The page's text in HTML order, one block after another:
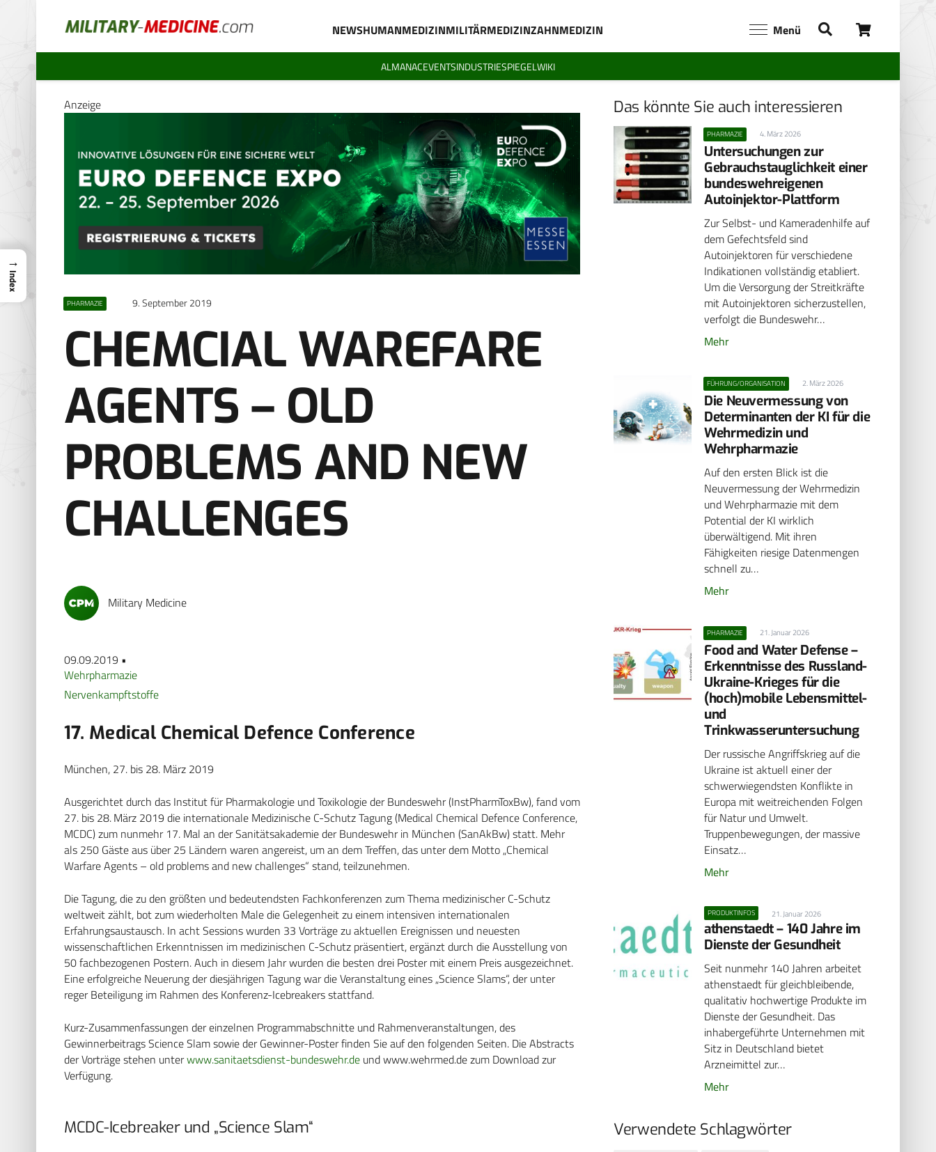
NEWSHUMANMEDIZINMILITÄRMEDIZINZAHNMEDIZIN Menü
ALMANACEVENTSINDUSTRIESPIEGELWIKI
Anzeige
PHARMAZIE 9. September 2019
CHEMCIAL WAREFARE
AGENTS – OLD
PROBLEMS AND NEW
CHALLENGES
Military Medicine
09.09.2019 •
Wehrpharmazie
Nervenkampftstoffe
17. Medical Chemical Defence Conference
München, 27. bis 28. März 2019
Ausgerichtet durch das Institut für Pharmakologie und Toxikologie der Bundeswehr (InstPharmToxBw), fand vom
27. bis 28. März 2019 die internationale Medizinische C-Schutz Tagung (Medical Chemical Defence Conference,
MCDC) zum nunmehr 17. Mal an der Sanitätsakademie der Bundeswehr in München (SanAkBw) statt. Mehr
als 250 Gäste aus über 25 Ländern waren angereist, um an dem Treffen, das unter dem Motto „Chemical
Warfare Agents – old problems and new challenges“ stand, teilzunehmen.
Die Tagung, die zu den größten und bedeutendsten Fachkonferenzen zum Thema medizinischer C-Schutz
weltweit zählt, bot zum wiederholten Male die Gelegenheit zu einem intensiven internationalen
Erfahrungsaustausch. In acht Sessions wurden 33 Vorträge zu aktuellen Ereignissen und neuesten
wissenschaftlichen Erkenntnissen im medizinischen C-Schutz präsentiert, ergänzt durch die Ausstellung von
50 fachbezogenen Postern. Auch in diesem Jahr wurden die besten drei Poster mit einem Preis ausgezeichnet.
Eine erfolgreiche Neuerung der diesjährigen Tagung war die Veranstaltung eines „Science Slams“, der unter
reger Beteiligung im Rahmen des Konferenz-Icebreakers stattfand.
Kurz-Zusammenfassungen der einzelnen Programmabschnitte und Rahmenveranstaltungen, des
Gewinnerbeitrags Science Slam sowie der Gewinner-Poster finden Sie auf den folgenden Seiten. Die Abstracts
der Vorträge stehen unterwww.sanitaetsdienst-bundeswehr.de und www.wehrmed.de zum Download zur
Verfügung.
MCDC-Icebreaker und „Science Slam“
Das könnte Sie auch interessieren
PHARMAZIE 4. März 2026
Untersuchungen zur
Gebrauchstauglichkeit einer
bundeswehreigenen
Autoinjektor-Plattform
Zur Selbst- und Kameradenhilfe auf
dem Gefechtsfeld sind
Autoinjektoren für verschiedene
Indikationen vollständig etabliert.
Um die Versorgung der Streitkräfte
mit Autoinjektoren sicherzustellen,
verfolgt die Bundeswehr…
Mehr
FÜHRUNG/ORGANISATION 2. März 2026
Die Neuvermessung von
Determinanten der KI für die
Wehrmedizin und
Wehrpharmazie
Auf den ersten Blick ist die
Neuvermessung der Wehrmedizin
und Wehrpharmazie mit dem
Potential der KI wirklich
überwältigend. Mit ihren
Fähigkeiten riesige Datenmengen
schnell zu…
Mehr
PHARMAZIE 21. Januar 2026
Food and Water Defense –
Erkenntnisse des Russland-
Ukraine-Krieges für die
(hoch)mobile Lebensmittel-
und
Trinkwasseruntersuchung
Der russische Angriffskrieg auf die
Ukraine ist aktuell einer der
schwerwiegendsten Konflikte in
Europa mit weitreichenden Folgen
für Natur und Umwelt.
Truppenbewegungen, der massive
Einsatz…
Mehr
PRODUKTINFOS 21. Januar 2026
athenstaedt – 140 Jahre im
Dienste der Gesundheit
Seit nunmehr 140 Jahren arbeitet
athenstaedt für gleichbleibende,
qualitativ hochwertige Produkte im
Dienste der Gesundheit. Das
inhabergeführte Unternehmen mit
Sitz in Deutschland bietet
Arzneimittel zur…
Mehr
Verwendete Schlagwörter
→
Index